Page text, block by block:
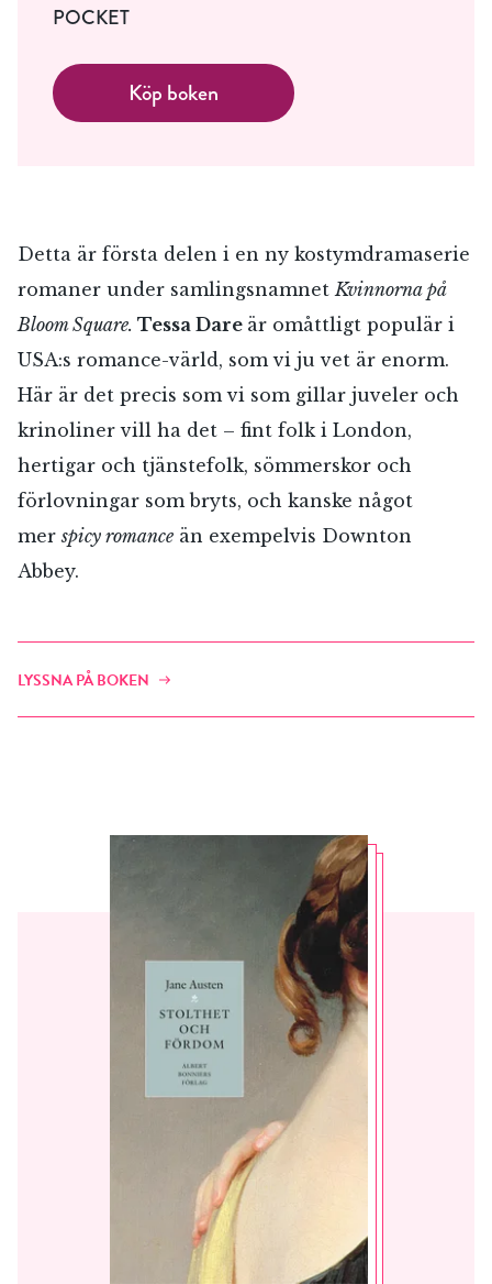
RÖSTA
ÅNGRA OCH STÄNG
POCKET
Köp boken
Detta är första delen i en ny kostymdramaserie
romaner under samlingsnamnetKvinnorna på
Bloom Square. Tessa Dare är omåttligt populär i
USA:s romance-värld, som vi ju vet är enorm.
Här är det precis som vi som gillar juveler och
krinoliner vill ha det – fint folk i London,
hertigar och tjänstefolk, sömmerskor och
förlovningar som bryts, och kanske något
merspicy romance än exempelvis Downton
Abbey.
LYSSNA PÅ BOKEN